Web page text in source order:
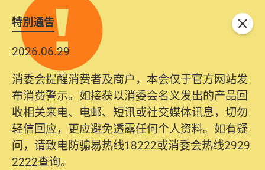
特別通告
2026.06.29
消委会提醒消费者及商户，本会仅于官方网站发
布消费警示。如接获以消委会名义发出的产品回
收相关来电、电邮、短讯或社交媒体讯息，切勿
轻信回应，更应避免透露任何个人资料。如有疑
问，请致电防骗易热线18222或消委会热线2929
2222查询。
关闭